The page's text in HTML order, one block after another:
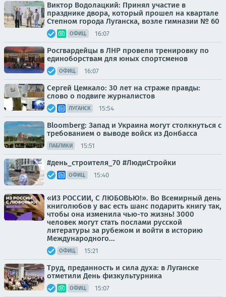
Виктор Водолацкий: Принял участие в
празднике двора, который прошел на квартале
Степном города Луганска, возле гимназии № 60
ОФИЦ. 16:07
Росгвардейцы в ЛНР провели тренировку по
единоборствам для юных спортсменов
ОФИЦ. 16:07
Сергей Цемкало: 30 лет на страже правды:
слово о подвиге журналистов
ЛУГАНСК 15:54
Bloomberg: Запад и Украина могут столкнуться с
требованием о выводе войск из Донбасса
ПАБЛИКИ 15:51
#день_строителя_70 #ЛюдиСтройки
ОФИЦ. 15:40
«ИЗ РОССИИ, С ЛЮБОВЬЮ!». Во Всемирный день
книголюбов у вас есть шанс подарить книгу так,
чтобы она изменила чью-то жизнь! 3000
человек могут стать послами русской
литературы за рубежом и войти в историю
Международного...
ОФИЦ. 15:21
Труд, преданность и сила духа: в Луганске
отметили День физкультурника
ОФИЦ. 15:07